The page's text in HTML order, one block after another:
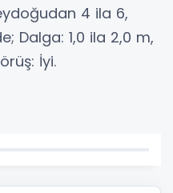
4 ila 6,
Dalga: 1,0 ila 2,0 m,
İyi.